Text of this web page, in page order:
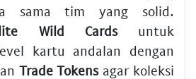
sama tim yang solid.
Wild Cardsuntuk
kartu andalan dengan
Trade Tokensagar koleksi